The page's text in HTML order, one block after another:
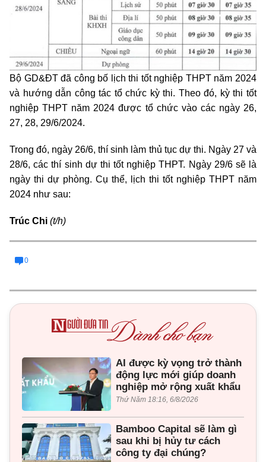
Bộ GD&ĐT đã công bố lịch thi tốt nghiệp THPT năm 2024
và hướng dẫn công tác tổ chức kỳ thi. Theo đó, kỳ thi tốt
nghiệp THPT năm 2024 được tổ chức vào các ngày 26,
27, 28, 29/6/2024.
Trong đó, ngày 26/6, thí sinh làm thủ tục dự thi. Ngày 27 và
28/6, các thí sinh dự thi tốt nghiệp THPT. Ngày 29/6 sẽ là
ngày thi dự phòng. Cụ thể, lịch thi tốt nghiệp THPT năm
2024 như sau:
Trúc Chi (t/h)
0
AI được kỳ vọng trở thành
động lực mới giúp doanh
nghiệp mở rộng xuất khẩu
Thứ Năm 18:16, 6/8/2026
Bamboo Capital sẽ làm gì
sau khi bị hủy tư cách
công ty đại chúng?